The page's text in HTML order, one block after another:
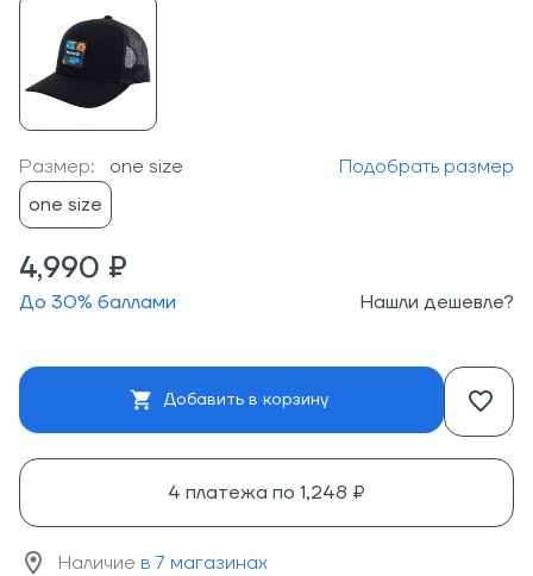
Размер: one size
Подобрать размер
one size
4,990 ₽
До 30% баллами Нашли дешевле?
Добавить в корзину
4 платежа по 1,248 ₽
Наличие в 7 магазинах